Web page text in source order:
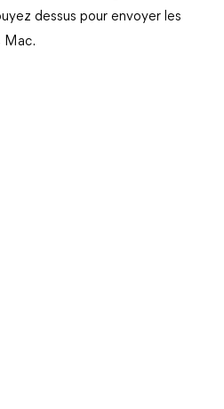
dessus pour envoyer les
Mac.